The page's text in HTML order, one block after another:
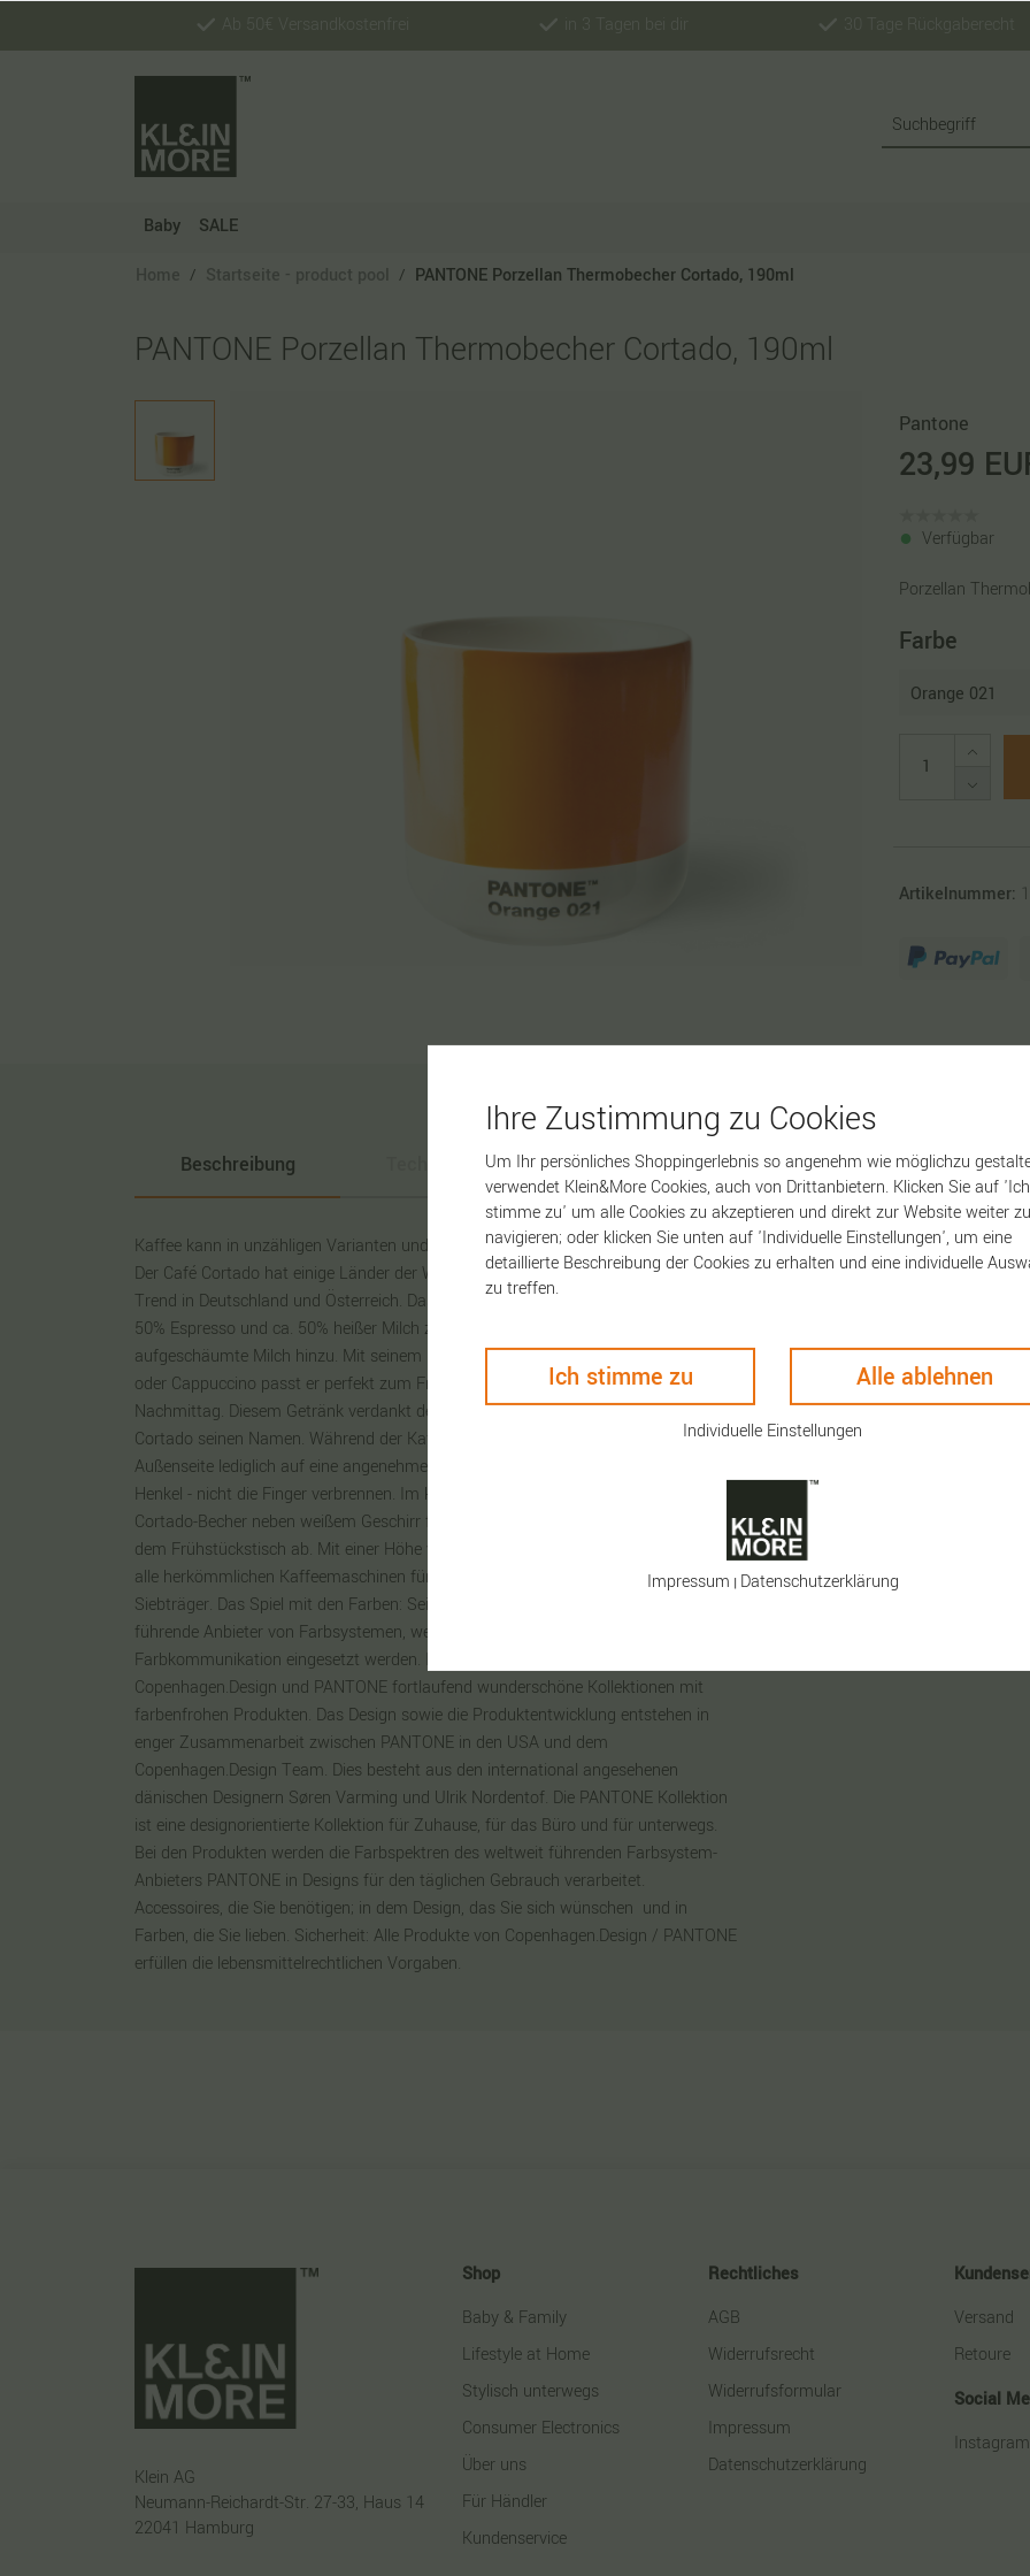
Baby SALE
Home Startseite - product pool PANTONE Porzellan Thermobecher Cortado, 190ml
PANTONE Porzellan Thermobecher Cortado, 190ml
Pantone
23,99
Verfügbar
Porzellan
Farbe
Artikelnummer:
Beschreibung Technische Daten Keyfacts
Kaffee kann in unzähligen Varianten und Zubereitungsformen genossen werden.
Der Café Cortado hat einige Länder der Welt erobert und ist seit Kurzem auch
Trend in Deutschland und Österreich. Das spanische Kaffeegetränk wird aus ca.
50% Espresso und ca. 50% heißer Milch zubereitet - wer mag fügt noch etwas
aufgeschäumte Milch hinzu. Mit seinem intensiveren Geschmack als bspw. Latte
oder Cappuccino passt er perfekt zum Frühstück oder als Wachmacher am
Nachmittag. Diesem Getränk verdankt der doppelwandige Porzellan Becher
Cortado seinen Namen. Während der Kaffee heiß bleibt, erwärmt sich die
Außenseite lediglich auf eine angenehme Temperatur, sodass Sie sich - auch ohne
Henkel - nicht die Finger verbrennen. Im klassischen PANTONE-Design setzt der
Cortado-Becher neben weißem Geschirr farbliche Akzente und rundet das Bild auf
dem Frühstückstisch ab. Mit einer Höhe von 8 cm passt der Cortado-Becher unter
alle herkömmlichen Kaffeemaschinen für Kapseln und Pads, Vollautomaten sowie
Siebträger. Das Spiel mit den Farben: Seit über 50 Jahren ist PANTONE der
führende Anbieter von Farbsystemen, welche weltweit als Standard für
Farbkommunikation eingesetzt werden. Im Zuge ihrer Zusammenarbeit erschaffen
Copenhagen.Design und PANTONE fortlaufend wunderschöne Kollektionen mit
farbenfrohen Produkten. Das Design sowie die Produktentwicklung entstehen in
enger Zusammenarbeit zwischen PANTONE in den USA und dem
Copenhagen.Design Team. Dies besteht aus den international angesehenen
dänischen Designern Søren Varming und Ulrik Nordentof. Die PANTONE Kollektion
ist eine designorientierte Kollektion für Zuhause, für das Büro und für unterwegs.
Bei den Produkten werden die Farbspektren des weltweit führenden Farbsystem-
Anbieters PANTONE in Designs für den täglichen Gebrauch verarbeitet.
Accessoires, die Sie benötigen; in dem Design, das Sie sich wünschen  und in
Farben, die Sie lieben. Sicherheit: Alle Produkte von Copenhagen.Design / PANTONE
erfüllen die lebensmittelrechtlichen Vorgaben.
Artikelnummer: 18572
Porzellan
Klein AG
Neumann-Reichardt-Str. 27-33, Haus 14
22041 Hamburg
Shop
Baby & Family
Lifestyle at Home
Stylisch unterwegs
Consumer Electronics
Über uns
Für Händler
Kundenservice
Rechtliches
AGB
Widerrufsrecht
Widerrufsformular
Impressum
Datenschutzerklärung
Versand
Retoure
Social
Ihre Zustimmung zu Cookies
Um Ihr persönliches Shoppingerlebnis so angenehm wie möglichzu
verwendet Klein&More Cookies, auch von Drittanbietern. Klicken Sie auf 'Ich
stimme zu' um alle Cookies zu akzeptieren und direkt zur Website weiter zu
navigieren; oder klicken Sie unten auf 'Individuelle Einstellungen', um eine
detaillierte Beschreibung der Cookies zu erhalten und eine individuelle
zu treffen.
Ich stimme zu Alle ablehnen
Individuelle Einstellungen
Impressum | Daten­schutz­erklärung